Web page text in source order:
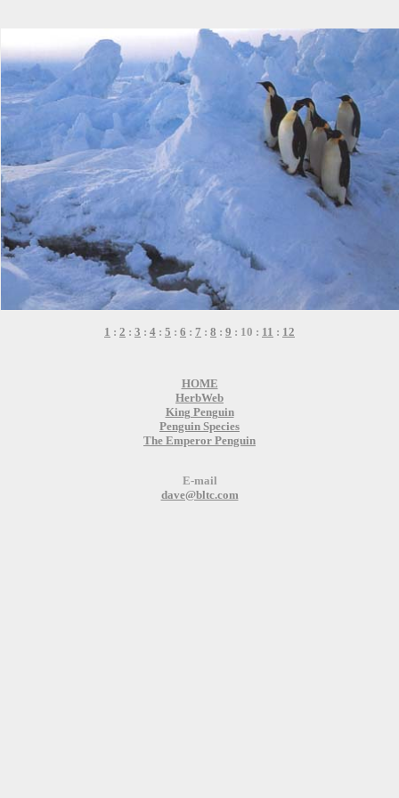
1 : 2 : 3 : 4 : 5 : 6 : 7 : 8 : 9 : 10 : 11 : 12
HOME
HerbWeb
King Penguin
Penguin Species
The Emperor Penguin
E-mail
dave@bltc.com